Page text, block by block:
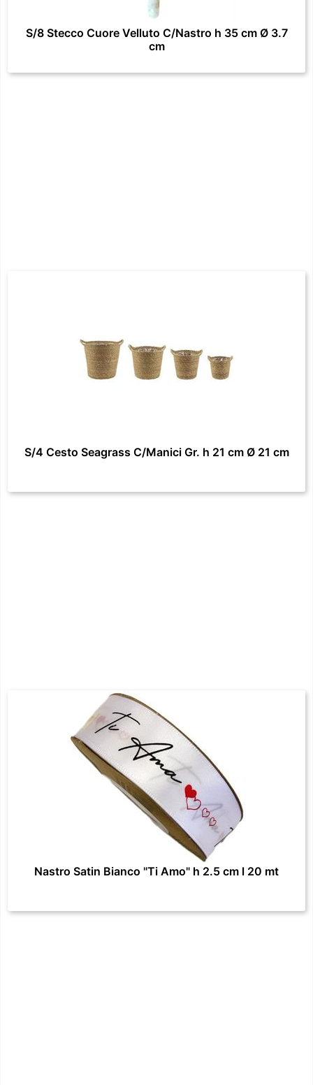
S/8 Stecco Cuore Velluto C/Nastro h 35 cm Ø 3.7
cm
S/4 Cesto Seagrass C/Manici Gr. h 21 cm Ø 21 cm
Nastro Satin Bianco "Ti Amo" h 2.5 cm l 20 mt